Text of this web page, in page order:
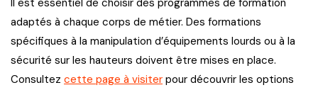
Il est essentiel de choisir des programmes de formation
adaptés à chaque corps de métier. Des formations
spécifiques à la manipulation d’équipements lourds ou à la
sécurité sur les hauteurs doivent être mises en place.
Consultez cette page à visiter pour découvrir les options